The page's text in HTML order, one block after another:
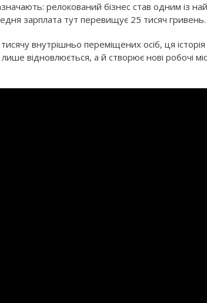
релокований бізнес став одним із
зарплата тут перевищує 25 тисяч гривень.
внутрішньо переміщених осіб, ця
відновлюється, а й створює нові робочі